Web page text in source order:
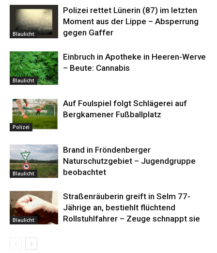
Blaulicht
Polizei rettet Lünerin (87) im letzten
Moment aus der Lippe – Absperrung
gegen Gaffer
Blaulicht
Einbruch in Apotheke in Heeren-Werve
– Beute: Cannabis
Polizei
Auf Foulspiel folgt Schlägerei auf
Bergkamener Fußballplatz
Blaulicht
Brand in Fröndenberger
Naturschutzgebiet – Jugendgruppe
beobachtet
Blaulicht
Straßenräuberin greift in Selm 77-
Jährige an, bestiehlt flüchtend
Rollstuhlfahrer – Zeuge schnappt sie